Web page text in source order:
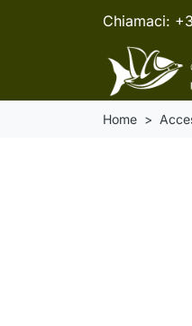
Chiamaci:
Home